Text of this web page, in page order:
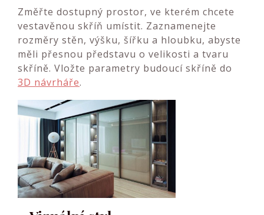
Změřte dostupný prostor, ve kterém chcete
vestavěnou skříň umístit. Zaznamenejte
rozměry stěn, výšku, šířku a hloubku, abyste
měli přesnou představu o velikosti a tvaru
skříně. Vložte parametry budoucí skříně do
3D návrháře.